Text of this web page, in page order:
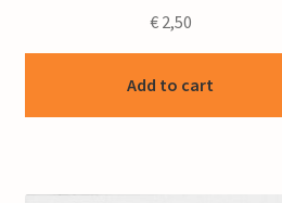
€2,50
Add to cart